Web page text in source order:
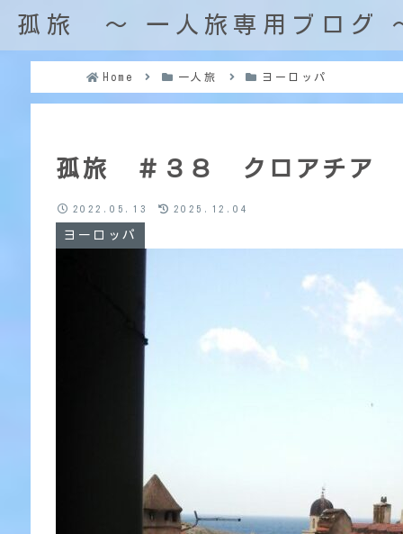
孤旅 〜 一人旅専用ブログ
Home 一人旅 ヨーロッパ
孤旅 ＃３８ クロアチア
ヨーロッパ
2022.05.13 2025.12.04